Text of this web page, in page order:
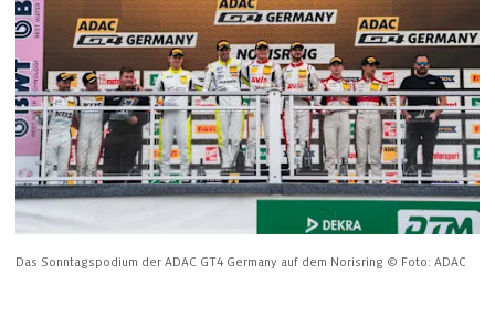
Das Sonntagspodium der ADAC GT4 Germany auf dem Norisring © Foto: ADAC